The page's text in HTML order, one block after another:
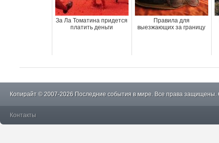
За Ла Томатина придется
платить деньги
Правила для
выезжающих за границу
Копирайт © 2007-2026 Последние события в мире. Все права защищены.
Контакты